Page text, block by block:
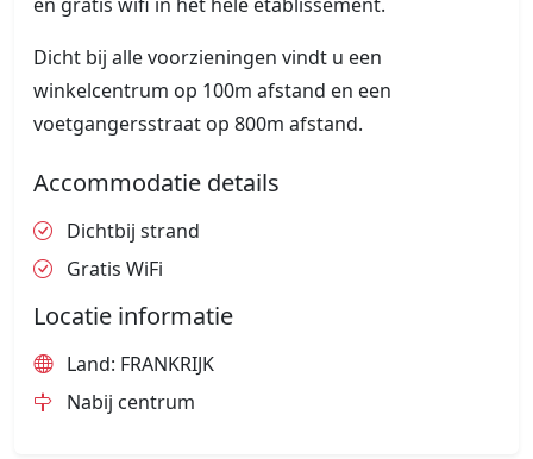
Dicht bij alle voorzieningen vindt u een
winkelcentrum op 100m afstand en een
voetgangersstraat op 800m afstand.
Accommodatie details
Dichtbij strand
Gratis WiFi
Locatie informatie
Land: FRANKRIJK
Nabij centrum